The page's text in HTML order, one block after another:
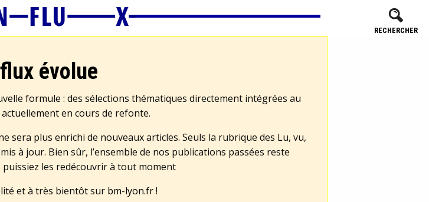
RECHERCHER
évolue
formule : des sélections thématiques directement intégrées au
en cours de refonte.
sera plus enrichi de nouveaux articles. Seuls la rubrique des Lu, vu,
à jour. Bien sûr, l’ensemble de nos publications passées reste
puissiez les redécouvrir à tout moment
et à très bientôt sur bm-lyon.fr!